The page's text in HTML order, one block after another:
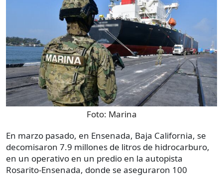
Foto: Marina
En marzo pasado, en Ensenada, Baja California, se
decomisaron 7.9 millones de litros de hidrocarburo,
en un operativo en un predio en la autopista
Rosarito-Ensenada, donde se aseguraron 100